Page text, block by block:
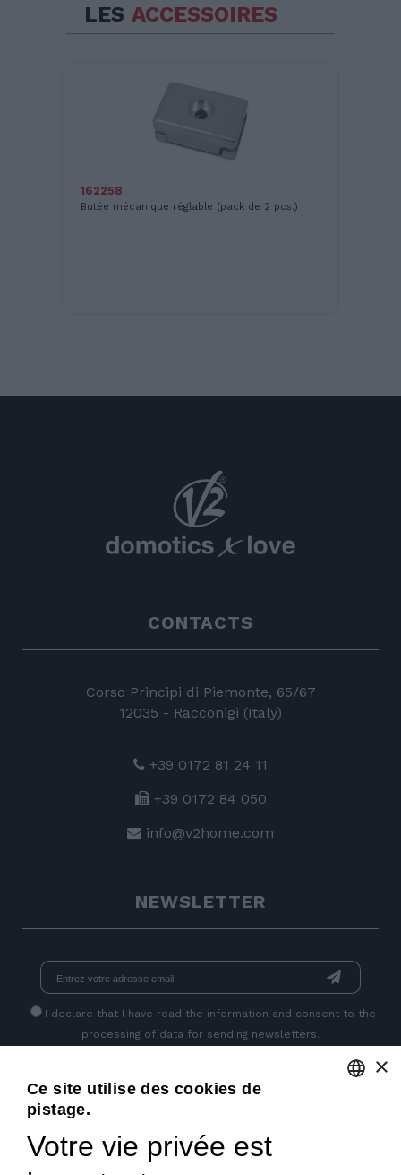
LES ACCESSOIRES
162258
Butée mécanique réglable (pack de 2 pcs.)
CONTACTS
Corso Principi di Piemonte, 65/67
12035 - Racconigi (Italy)
+39 0172 81 24 11
+39 0172 84 050
info@v2home.com
NEWSLETTER
I declare that I have read the information and consent to the
processing of data for sending newsletters.
×
Ce site utilise des cookies de
pistage.
Votre vie privée est